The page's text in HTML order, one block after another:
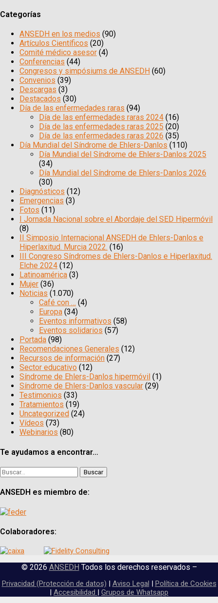
Categorías
ANSEDH en los medios (90)
Artículos Científicos (20)
Comité médico asesor (4)
Conferencias (44)
Congresos y simpósiums de ANSEDH (60)
Convenios (39)
Descargas (3)
Destacados (30)
Día de las enfermedades raras (94)
Día de las enfermedades raras 2024 (16)
Día de las enfermedades raras 2025 (20)
Día de las enfermedades raras 2026 (35)
Día Mundial del Síndrome de Ehlers-Danlos (110)
Día Mundial del Síndrome de Ehlers-Danlos 2025
(34)
Día Mundial del Síndrome de Ehlers-Danlos 2026
(30)
Diagnósticos (12)
Emergencias (3)
Fotos (11)
I Jornada Nacional sobre el Abordaje del SED Hipermóvil
(8)
II Simposio Internacional ANSEDH de Ehlers-Danlos e
Hiperlaxitud. Murcia 2022. (16)
III Congreso Síndromes de Ehlers-Danlos e Hiperlaxitud.
Elche 2024 (12)
Latinoamérica (3)
Mujer (36)
Noticias (1.070)
Café con … (4)
Europa (34)
Eventos informativos (58)
Eventos solidarios (57)
Portada (98)
Recomendaciones Generales (12)
Recursos de información (27)
Sector educativo (12)
Síndrome de Ehlers-Danlos hipermóvil (1)
Síndrome de Ehlers-Danlos vascular (29)
Testimonios (33)
Tratamientos (19)
Uncategorized (24)
Vídeos (73)
Webinarios (80)
Te ayudamos a encontrar…
Buscar:
ANSEDH es miembro de:
Colaboradores:
© 2026 ANSEDH Todos los derechos reservados –
Privacidad (Protección de datos) | Aviso Legal | Política de Cookies
| Accesibilidad | Grupos de Whatsapp